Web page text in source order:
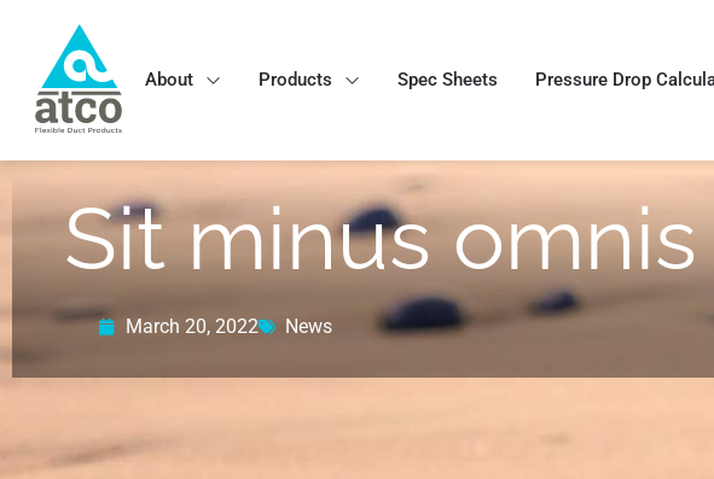
About Products Spec Sheets Pressure Drop
Sit minus
March 20, 2022 News